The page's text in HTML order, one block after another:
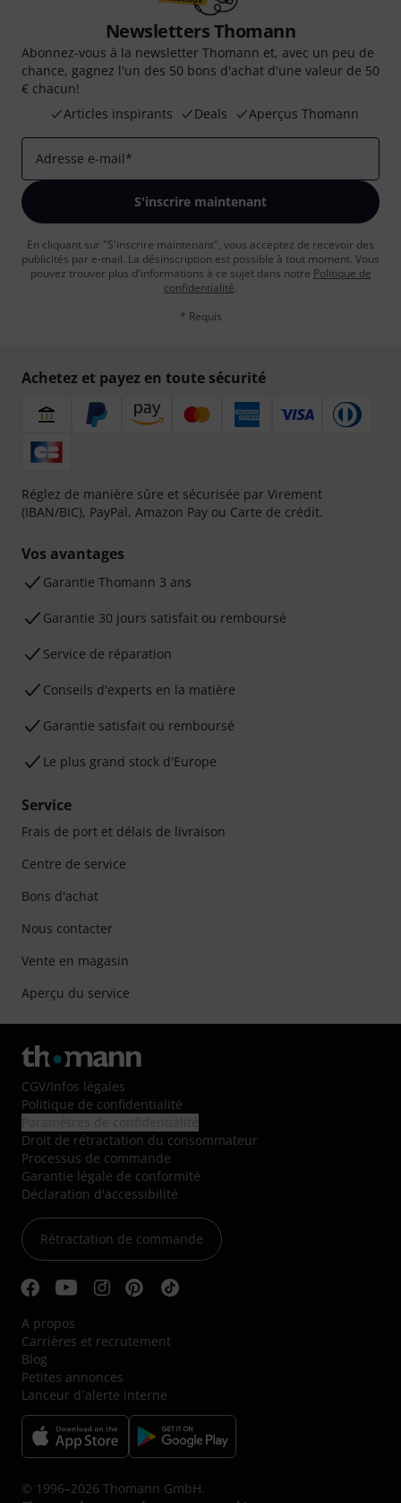
Newsletters Thomann
Abonnez-vous à la newsletter Thomann et, avec un peu de
chance, gagnez l'un des 50 bons d'achat d'une valeur de 50
€ chacun!
Articles inspirants
Deals Aperçus Thomann
Adresse e-mail*
S'inscrire maintenant
En cliquant sur "S'inscrire maintenant", vous acceptez de recevoir des
publicités par e-mail. La désinscription est possible à tout moment. Vous
pouvez trouver plus d'informations à ce sujet dans notre Politique de
confidentialité.
* Requis
Achetez et payez en toute sécurité
Réglez de manière sûre et sécurisée par Virement
(IBAN/BIC), PayPal, Amazon Pay ou Carte de crédit.
Vos avantages
Ga­ran­tie Thomann 3 ans
Garantie 30 jours satisfait ou remboursé
Service de réparation
Conseils d'experts en la matière
Garantie satisfait ou remboursé
Le plus grand stock d'Europe
Service
Frais de port et délais de livraison
Centre de service
Bons d'achat
Nous contacter
Vente en magasin
Aperçu du service
CGV/Infos légales
Politique de confidentialité
Droit de rétractation du consommateur
Processus de commande
Garantie légale de conformité
Déclaration d'accessibilité
Rétractation de commande
A propos
Carrières et recrutement
Blog
Petites annonces
Lanceur d´alerte interne
© 1996–2026 Thomann GmbH.